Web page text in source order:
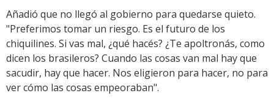
Añadió que no llegó al gobierno para quedarse quieto.
"Preferimos tomar un riesgo. Es el futuro de los
chiquilines. Si vas mal, ¿qué hacés? ¿Te apoltronás, como
dicen los brasileros? Cuando las cosas van mal hay que
sacudir, hay que hacer. Nos eligieron para hacer, no para
ver cómo las cosas empeoraban".